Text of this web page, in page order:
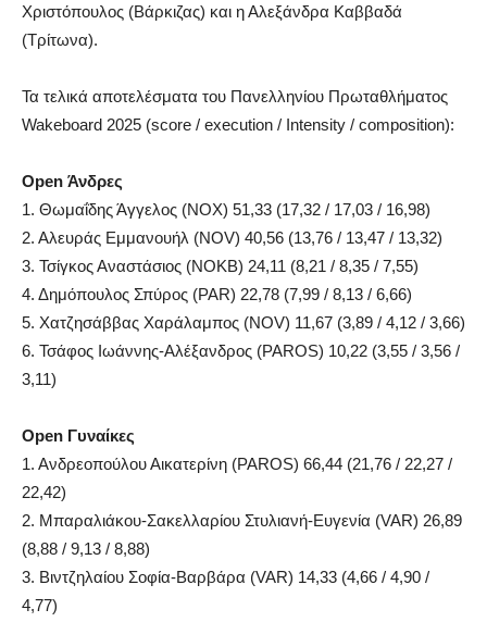
Χριστόπουλος (Βάρκιζας) και η Αλεξάνδρα Καββαδά
(Τρίτωνα).
Τα τελικά αποτελέσματα του Πανελληνίου Πρωταθλήματος
Wakeboard 2025 (score / execution / Intensity / composition):
Open Άνδρες
1. Θωμαΐδης Άγγελος (NOX) 51,33 (17,32 / 17,03 / 16,98)
2. Αλευράς Εμμανουήλ (NOV) 40,56 (13,76 / 13,47 / 13,32)
3. Τσίγκος Αναστάσιος (NOKB) 24,11 (8,21 / 8,35 / 7,55)
4. Δημόπουλος Σπύρος (PAR) 22,78 (7,99 / 8,13 / 6,66)
5. Χατζησάββας Χαράλαμπος (NOV) 11,67 (3,89 / 4,12 / 3,66)
6. Τσάφος Ιωάννης-Αλέξανδρος (PAROS) 10,22 (3,55 / 3,56 /
3,11)
Open Γυναίκες
1. Ανδρεοπούλου Αικατερίνη (PAROS) 66,44 (21,76 / 22,27 /
22,42)
2. Μπαραλιάκου-Σακελλαρίου Στυλιανή-Ευγενία (VAR) 26,89
(8,88 / 9,13 / 8,88)
3. Βιντζηλαίου Σοφία-Βαρβάρα (VAR) 14,33 (4,66 / 4,90 /
4,77)